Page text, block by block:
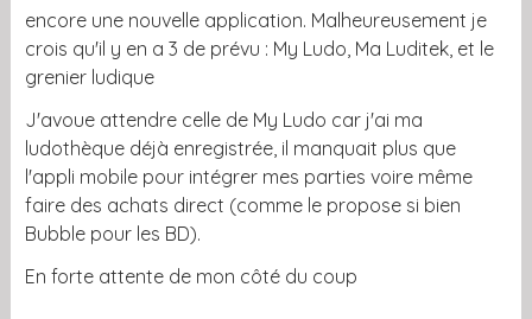
encore une nouvelle application. Malheureusement je
crois qu'il y en a 3 de prévu : My Ludo, Ma Luditek, et le
grenier ludique
J'avoue attendre celle de My Ludo car j'ai ma
ludothèque déjà enregistrée, il manquait plus que
l'appli mobile pour intégrer mes parties voire même
faire des achats direct (comme le propose si bien
Bubble pour les BD).
En forte attente de mon côté du coup